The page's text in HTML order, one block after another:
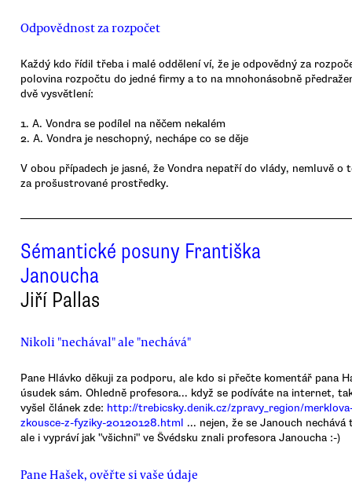
Odpovědnost za rozpočet
Každý kdo řídil třeba i malé oddělení ví, že je odpovědný za
polovina rozpočtu do jedné firmy a to na mnohonásobně
dvě vysvětlení:
1. A. Vondra se podílel na něčem nekalém
2. A. Vondra je neschopný, nechápe co se děje
V obou případech je jasné, že Vondra nepatří do vlády, nemluvě
za prošustrované prostředky.
Sémantické posuny Františka
Janoucha
Jiří Pallas
Nikoli "nechával" ale "nechává"
Pane Hlávko děkuji za podporu, ale kdo si přečte komentář pana
úsudek sám. Ohledně profesora... když se podíváte na internet,
vyšel článek zde: http://trebicsky.denik.cz/zpravy_region/
zkousce-z-fyziky-20120128.html ... nejen, že se Janouch
ale i vypráví jak "všichni" ve Švédsku znali profesora Janoucha :-)
Pane Hašek, ověřte si vaše údaje